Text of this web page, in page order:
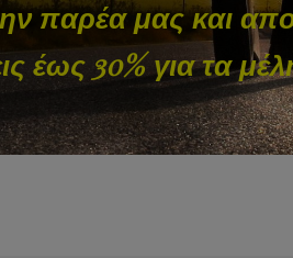
παρέα μας και
έως 30% για τα